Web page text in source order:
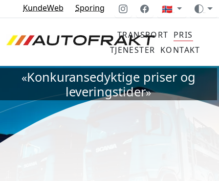
KundeWeb Sporing 🇳🇴
TRANSPORT PRIS
TJENESTER KONTAKT
«Konkuransedyktige priser og
leveringstider»